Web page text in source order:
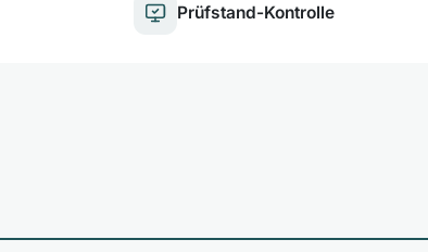
Prüfstand-Kontrolle